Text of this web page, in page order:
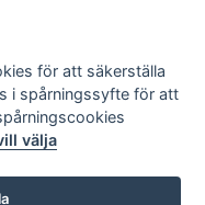
Sök
för att säkerställa
i spårningssyfte för att
välja